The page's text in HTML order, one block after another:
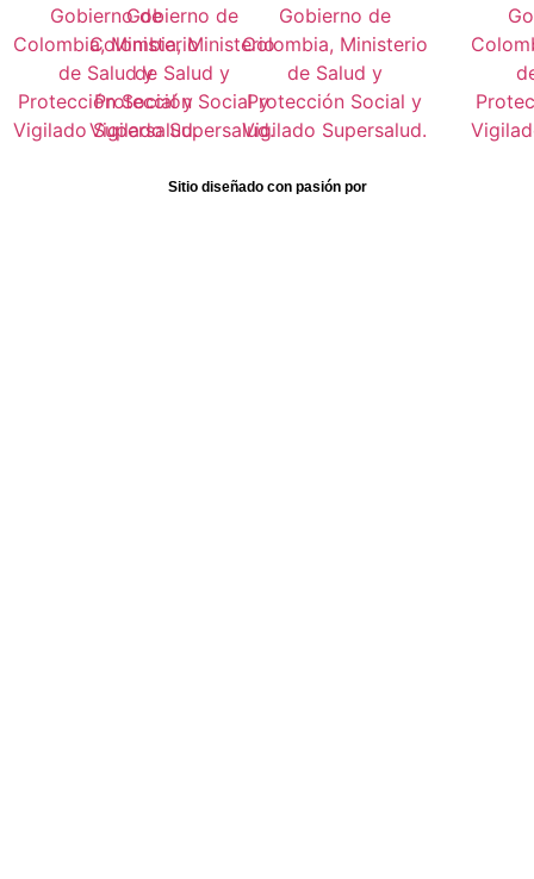
Sitio diseñado con pasión por